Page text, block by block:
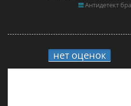
Антидетект
нет оценок